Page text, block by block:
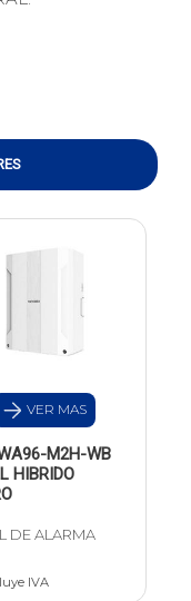
VER MAS
M2H-WB
HIBRIDO
DE ALARMA
IVA